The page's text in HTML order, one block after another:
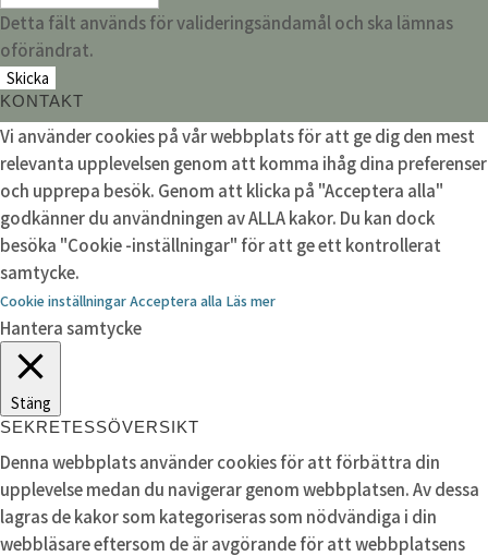
Detta fält används för valideringsändamål och ska lämnas
oförändrat.
KONTAKT
Vi använder cookies på vår webbplats för att ge dig den mest
relevanta upplevelsen genom att komma ihåg dina preferenser
och upprepa besök. Genom att klicka på "Acceptera alla"
godkänner du användningen av ALLA kakor. Du kan dock
besöka "Cookie -inställningar" för att ge ett kontrollerat
samtycke.
Cookie inställningarAcceptera alla Läs mer
Hantera samtycke
Stäng
SEKRETESSÖVERSIKT
Denna webbplats använder cookies för att förbättra din
upplevelse medan du navigerar genom webbplatsen. Av dessa
lagras de kakor som kategoriseras som nödvändiga i din
webbläsare eftersom de är avgörande för att webbplatsens